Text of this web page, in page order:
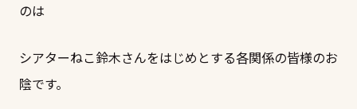
のは
シアターねこ鈴木さんをはじめとする各関係の皆様のお
陰です。